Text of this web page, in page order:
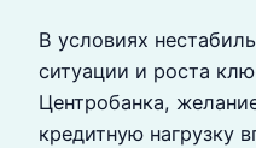
В условиях
ситуации и роста
Центробанка,
кредитную нагрузку